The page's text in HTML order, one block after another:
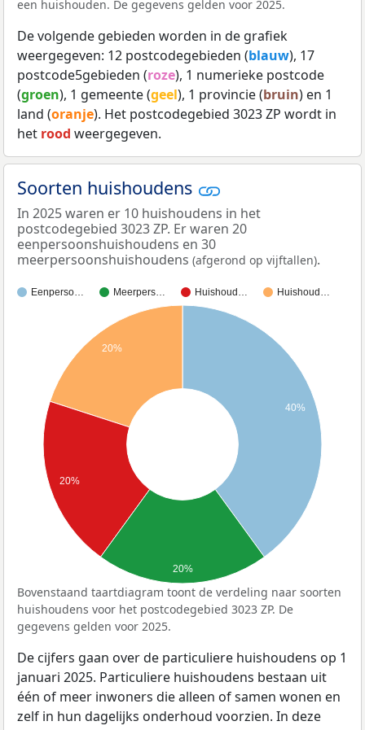
een huishouden. De gegevens gelden voor 2025.
De volgende gebieden worden in de grafiek
weergegeven: 12 postcodegebieden (blauw), 17
postcode5gebieden (roze), 1 numerieke postcode
(groen), 1 gemeente (geel), 1 provincie (bruin) en 1
land (oranje). Het postcodegebied 3023 ZP wordt in
het rood weergegeven.
Soorten huishoudens
In 2025 waren er 10 huishoudens in het
postcodegebied 3023 ZP. Er waren 20
eenpersoonshuishoudens en 30
meerpersoonshuishoudens (afgerond op vijftallen).
Eenperso… Meerpers… Huishoud… Huishoud…
40%
20%
20%
20%
Bovenstaand taartdiagram toont de verdeling naar soorten
huishoudens voor het postcodegebied 3023 ZP. De
gegevens gelden voor 2025.
De cijfers gaan over de particuliere huishoudens op 1
januari 2025. Particuliere huishoudens bestaan uit
één of meer inwoners die alleen of samen wonen en
zelf in hun dagelijks onderhoud voorzien. In deze